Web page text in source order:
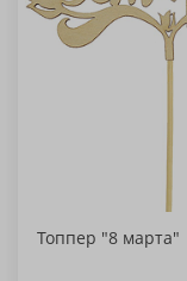
Топпер "8 марта"